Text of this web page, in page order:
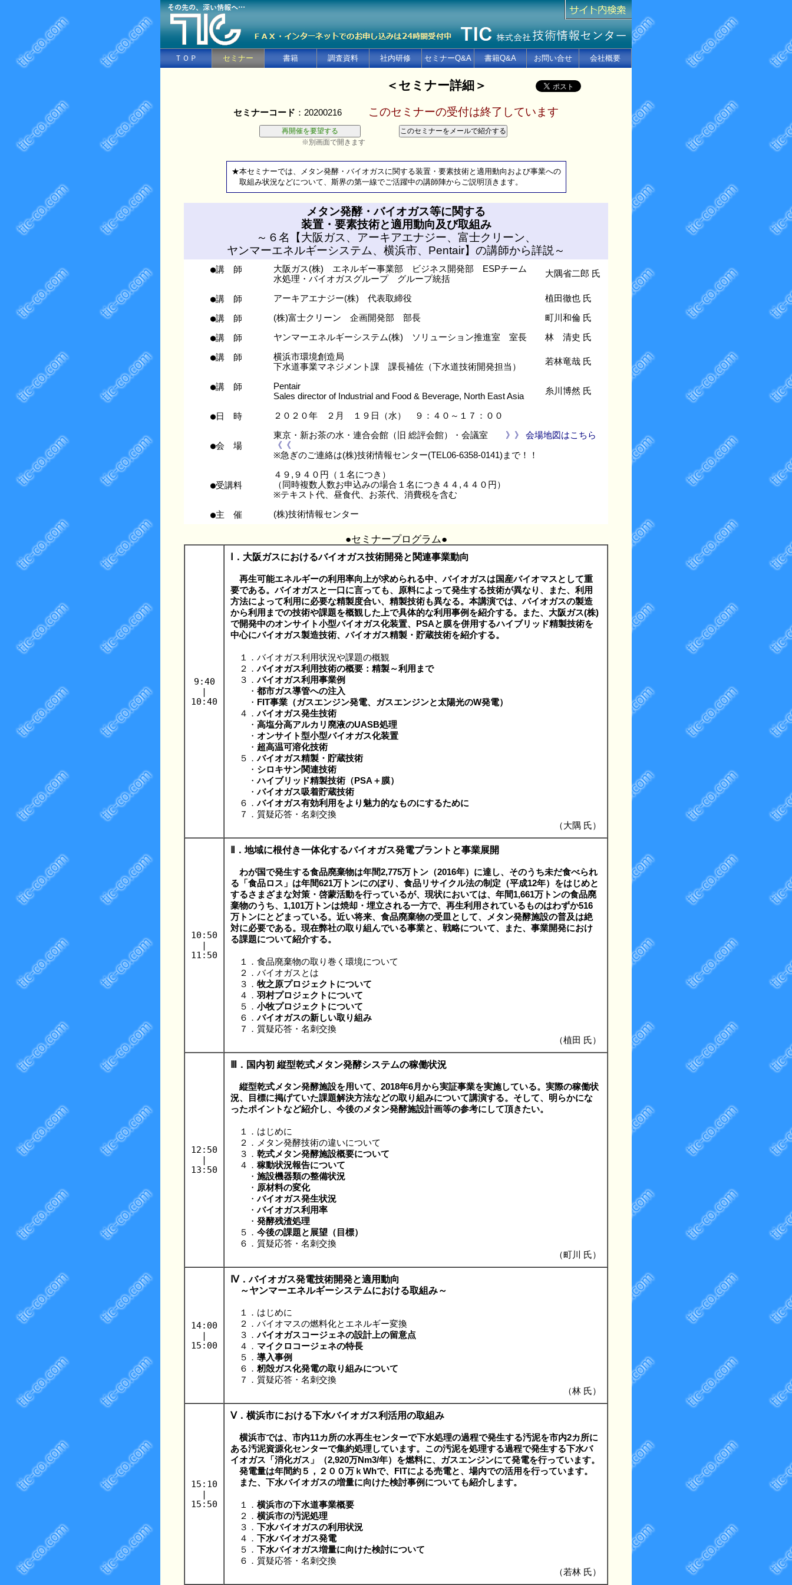
ＴＯＰ セミナー 書籍 調査資料 社内研修 セミナーQ&A 書籍Q&A お問い合せ 会社概要
＜セミナー詳細＞
セミナーコード ：20200216 このセミナーの受付は終了しています
※別画面で開きます
★本セミナーでは、メタン発酵・バイオガスに関する装置・要素技術と適用動向および事業への
取組み状況などについて、斯界の第一線でご活躍中の講師陣からご説明頂きます。
メタン発酵・バイオガス等に関する
装置・要素技術と適用動向及び取組み
～６名【大阪ガス、アーキアエナジー、富士クリーン、
ヤンマーエネルギーシステム、横浜市、Pentair】の講師から詳説～
●講 師
大阪ガス(株) エネルギー事業部 ビジネス開発部 ESPチーム
水処理・バイオガスグループ グループ統括
大隅省二郎 氏
●講 師 アーキアエナジー(株) 代表取締役 植田徹也 氏
●講 師 (株)富士クリーン 企画開発部 部長 町川和倫 氏
●講 師 ヤンマーエネルギーシステム(株) ソリューション推進室 室長 林 清史 氏
●講 師
横浜市環境創造局
下水道事業マネジメント課 課長補佐（下水道技術開発担当）
若林竜哉 氏
●講 師
Pentair
Sales director of Industrial and Food & Beverage, North East Asia
糸川博然 氏
●日 時 ２０２０年 ２月 １９日（水） ９：４０～１７：００
●会 場
東京・新お茶の水・連合会館（旧 総評会館）・会議室 》》 会場地図はこちら
《《
※急ぎのご連絡は(株)技術情報センター(TEL06-6358-0141)まで！！
●受講料
４９,９４０円（１名につき）
（同時複数人数お申込みの場合１名につき４４,４４０円）
※テキスト代、昼食代、お茶代、消費税を含む
●主 催 (株)技術情報センター
●セミナープログラム●
9:40
|
10:40
Ⅰ．大阪ガスにおけるバイオガス技術開発と関連事業動向
再生可能エネルギーの利用率向上が求められる中、バイオガスは国産バイオマスとして重
要である。バイオガスと一口に言っても、原料によって発生する技術が異なり、また、利用
方法によって利用に必要な精製度合い、精製技術も異なる。本講演では、バイオガスの製造
から利用までの技術や課題を概観した上で具体的な利用事例を紹介する。また、大阪ガス(株)
で開発中のオンサイト小型バイオガス化装置、PSAと膜を併用するハイブリッド精製技術を
中心にバイオガス製造技術、バイオガス精製・貯蔵技術を紹介する。
１．バイオガス利用状況や課題の概観
２． バイオガス利用技術の概要：精製～利用まで
３． バイオガス利用事業例
・ 都市ガス導管への注入
・ FIT事業（ガスエンジン発電、ガスエンジンと太陽光のW発電）
４． バイオガス発生技術
・ 高塩分高アルカリ廃液のUASB処理
・ オンサイト型小型バイオガス化装置
・ 超高温可溶化技術
５． バイオガス精製・貯蔵技術
・ シロキサン関連技術
・ハイブリッド精製技術（PSA＋膜）
・ バイオガス吸着貯蔵技術
６． バイオガス有効利用をより魅力的なものにするために
７．質疑応答・名刺交換
（大隅 氏）
10:50
|
11:50
Ⅱ．地域に根付き一体化するバイオガス発電プラントと事業展開
わが国で発生する食品廃棄物は年間2,775万トン（2016年）に達し、そのうち未だ食べられ
る「食品ロス」は年間621万トンにのぼり、食品リサイクル法の制定（平成12年）をはじめと
するさまざまな対策・啓蒙活動を行っているが、現状においては、年間1,661万トンの食品廃
棄物のうち、1,101万トンは焼却・埋立される一方で、再生利用されているものはわずか516
万トンにとどまっている。近い将来、食品廃棄物の受皿として、メタン発酵施設の普及は絶
対に必要である。現在弊社の取り組んでいる事業と、戦略について、また、事業開発におけ
る課題について紹介する。
１．食品廃棄物の取り巻く環境について
２．バイオガスとは
３． 牧之原プロジェクトについて
４． 羽村プロジェクトについて
５． 小牧プロジェクトについて
６． バイオガスの新しい取り組み
７．質疑応答・名刺交換
（植田 氏）
12:50
|
13:50
Ⅲ．国内初 縦型乾式メタン発酵システムの稼働状況
縦型乾式メタン発酵施設を用いて、2018年6月から実証事業を実施している。実際の稼働状
況、目標に掲げていた課題解決方法などの取り組みについて講演する。そして、明らかにな
ったポイントなど紹介し、今後のメタン発酵施設計画等の参考にして頂きたい。
１．はじめに
２．メタン発酵技術の違いについて
３． 乾式メタン発酵施設概要について
４． 稼動状況報告について
・ 施設機器類の整備状況
・ 原材料の変化
・ バイオガス発生状況
・ バイオガス利用率
・ 発酵残渣処理
５． 今後の課題と展望（目標）
６．質疑応答・名刺交換
（町川 氏）
14:00
|
15:00
Ⅳ．バイオガス発電技術開発と適用動向
～ヤンマーエネルギーシステムにおける取組み～
１．はじめに
２．バイオマスの燃料化とエネルギー変換
３． バイオガスコージェネの設計上の留意点
４． マイクロコージェネの特長
５． 導入事例
６． 籾殻ガス化発電の取り組みについて
７．質疑応答・名刺交換
（林 氏）
15:10
|
15:50
Ⅴ．横浜市における下水バイオガス利活用の取組み
横浜市では、市内11カ所の水再生センターで下水処理の過程で発生する汚泥を市内2カ所に
ある汚泥資源化センターで集約処理しています。この汚泥を処理する過程で発生する下水バ
イオガス「消化ガス」（2,920万Nm3/年）を燃料に、ガスエンジンにて発電を行っています。
発電量は年間約５，２００万ｋWhで、FITによる売電と、場内での活用を行っています。
また、下水バイオガスの増量に向けた検討事例についても紹介します。
１． 横浜市の下水道事業概要
２． 横浜市の汚泥処理
３． 下水バイオガスの利用状況
４． 下水バイオガス発電
５． 下水バイオガス増量に向けた検討について
６．質疑応答・名刺交換
（若林 氏）